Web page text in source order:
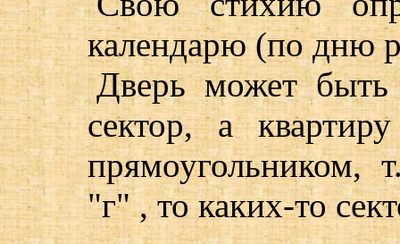
календарю (по дню
Дверь может
сектор, а
прямоугольником,
"г" , то каких-то